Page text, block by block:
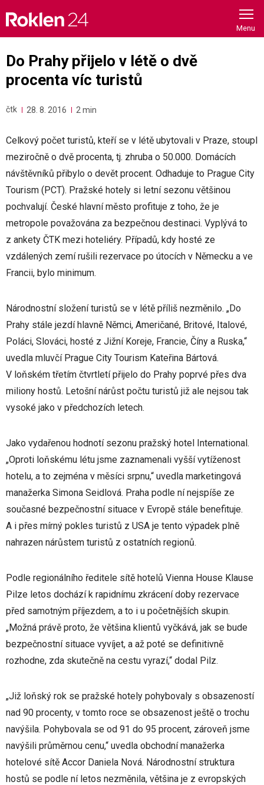
content
Do Prahy přijelo v létě o dvě
procenta víc turistů
čtk 28. 8. 2016 2 min
Celkový počet turistů, kteří se v létě ubytovali v Praze, stoupl
meziročně o dvě procenta, tj. zhruba o 50.000. Domácích
návštěvníků přibylo o devět procent. Odhaduje to Prague City
Tourism (PCT). Pražské hotely si letní sezonu většinou
pochvalují. České hlavní město profituje z toho, že je
metropole považována za bezpečnou destinaci. Vyplývá to
z ankety ČTK mezi hoteliéry. Případů, kdy hosté ze
vzdálených zemí rušili rezervace po útocích v Německu a ve
Francii, bylo minimum.
Národnostní složení turistů se v létě příliš nezměnilo. „Do
Prahy stále jezdí hlavně Němci, Američané, Britové, Italové,
Poláci, Slováci, hosté z Jižní Koreje, Francie, Číny a Ruska,“
uvedla mluvčí Prague City Tourism Kateřina Bártová.
V loňském třetím čtvrtletí přijelo do Prahy poprvé přes dva
miliony hostů. Letošní nárůst počtu turistů již ale nejsou tak
vysoké jako v předchozích letech.
Jako vydařenou hodnotí sezonu pražský hotel International.
„Oproti loňskému létu jsme zaznamenali vyšší vytíženost
hotelu, a to zejména v měsíci srpnu,“ uvedla marketingová
manažerka Simona Seidlová. Praha podle ní nejspíše ze
současné bezpečnostní situace v Evropě stále benefituje.
A i přes mírný pokles turistů z USA je tento výpadek plně
nahrazen nárůstem turistů z ostatních regionů.
Podle regionálního ředitele sítě hotelů Vienna House Klause
Pilze letos dochází k rapidnímu zkrácení doby rezervace
před samotným příjezdem, a to i u početnějších skupin.
„Možná právě proto, že většina klientů vyčkává, jak se bude
bezpečnostní situace vyvíjet, a až poté se definitivně
rozhodne, zda skutečně na cestu vyrazí,“ dodal Pilz.
„Již loňský rok se pražské hotely pohybovaly s obsazeností
nad 90 procenty, v tomto roce se obsazenost ještě o trochu
navýšila. Pohybovala se od 91 do 95 procent, zároveň jsme
navýšili průměrnou cenu,“ uvedla obchodní manažerka
hotelové sítě Accor Daniela Nová. Národnostní struktura
hostů se podle ní letos nezměnila, většina je z evropských